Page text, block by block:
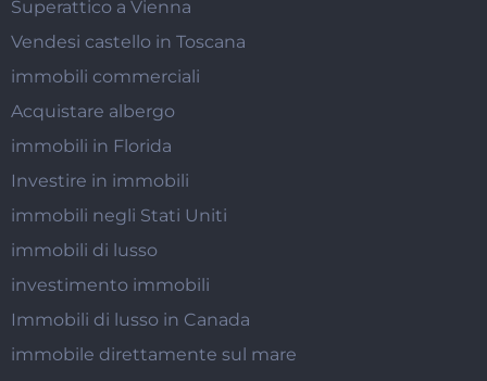
Superattico a Vienna
Vendesi castello in Toscana
immobili commerciali
Acquistare albergo
immobili in Florida
Investire in immobili
immobili negli Stati Uniti
immobili di lusso
investimento immobili
Immobili di lusso in Canada
immobile direttamente sul mare